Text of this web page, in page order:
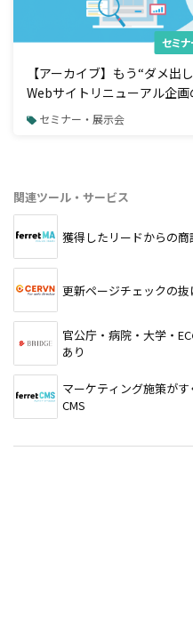
セミナ
【アーカイブ】もう“ダメ出
Webサイトリニューアル企
セミナー・展示会
関連ツール・サービス
獲得したリードからの商
更新ページチェックの抜
官公庁・病院・大学・
あり
マーケティング施策が
CMS